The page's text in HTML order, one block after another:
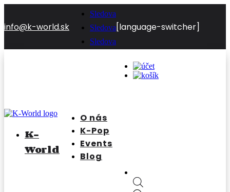
info@k-world.sk
Sledova
Sledova
Sledova
[language-switcher]
K-
World
O nás
K-Pop
Events
Blog